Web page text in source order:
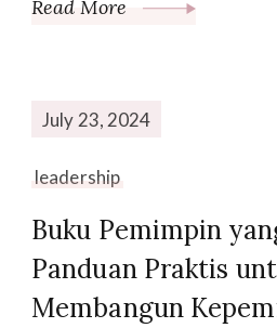
Read More
July 23, 2024
leadership
Buku Pemimpin
Panduan Praktis
Membangun